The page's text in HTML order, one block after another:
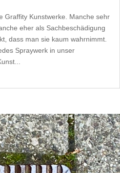
Graffity Kunstwerke. Manche sehr
eher als Sachbeschädigung
dass man sie kaum wahrnimmt.
Spraywerk in unser